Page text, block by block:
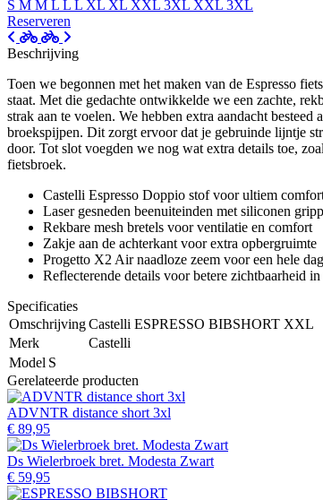
S M M L L L XL XL XXL 3XL XXL 3XL
Reserveren
Beschrijving
Toen we begonnen met het maken van de Espresso
staat. Met die gedachte ontwikkelde we een zachte,
strak aan te voelen. We hebben extra aandacht
broekspijpen. Dit zorgt ervoor dat je gebruinde lijntje
door. Tot slot voegden we nog wat extra details toe,
fietsbroek.
Castelli Espresso Doppio stof voor ultiem
Laser gesneden beenuiteinden met siliconen
Rekbare mesh bretels voor ventilatie en comfort
Zakje aan de achterkant voor extra opbergruimte
Progetto X2 Air naadloze zeem voor een hele
Reflecterende details voor betere zichtbaarheid
Specificaties
OmschrijvingCastelli ESPRESSO BIBSHORT XXL
Merk
Castelli
Model S
Gerelateerde producten
ADVNTR distance short 3xl
€ 89,95
Ds Wielerbroek bret. Modesta Zwart
€ 59,95